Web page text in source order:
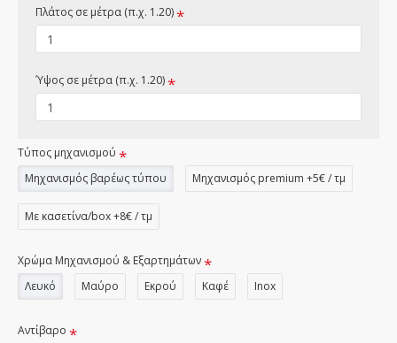
Πλάτος σε μέτρα (π.χ. 1.20)
Ύψος σε μέτρα (π.χ. 1.20)
Τύπος μηχανισμού
Μηχανισμός βαρέως τύπου
Μηχανισμός premium +5€ / τμ
Με κασετίνα/box +8€ / τμ
Χρώμα Μηχανισμού & Εξαρτημάτων
Λευκό
Μαύρο Εκρού Καφέ Inox
Αντίβαρο